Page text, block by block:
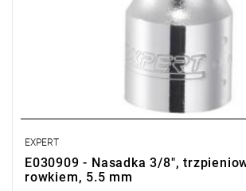
EXPERT
E030909 - Nasadka 3/8",
rowkiem, 5.5 mm